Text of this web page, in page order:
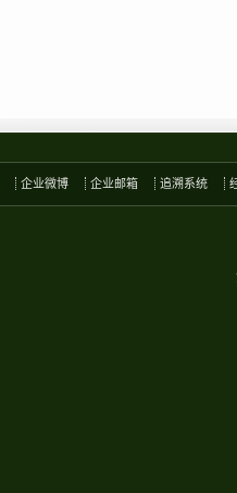
企业微博 企业邮箱 追溯系统